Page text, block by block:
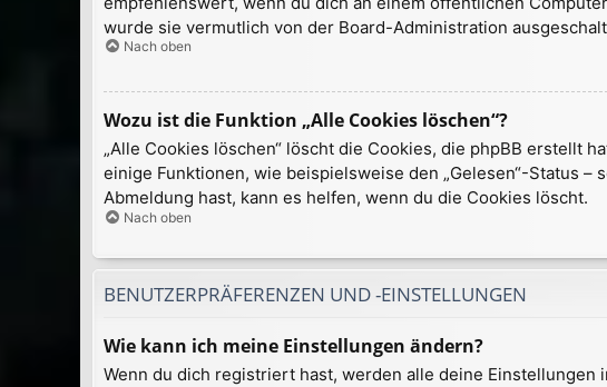
wurde sie vermutlich von der Board-Administration
Nach oben
Wozu ist die Funktion „Alle Cookies löschen“?
„Alle Cookies löschen“ löscht die Cookies, die phpBB erstellt
einige Funktionen, wie beispielsweise den „Gelesen“-Status
Abmeldung hast, kann es helfen, wenn du die Cookies löscht.
Nach oben
BENUTZERPRÄFERENZEN UND -EINSTELLUNGEN
Wie kann ich meine Einstellungen ändern?
Wenn du dich registriert hast, werden alle deine Einstellungen